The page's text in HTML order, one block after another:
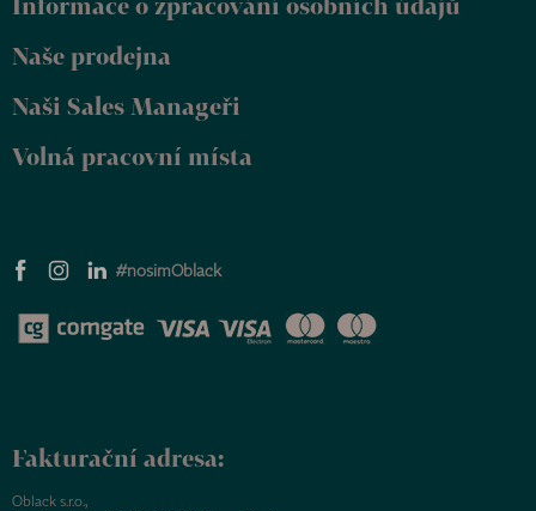
Naše prodejna
Naši Sales Manageři
Volná pracovní místa
#nosimOblack
Fakturační adresa:
Oblack s.r.o.,